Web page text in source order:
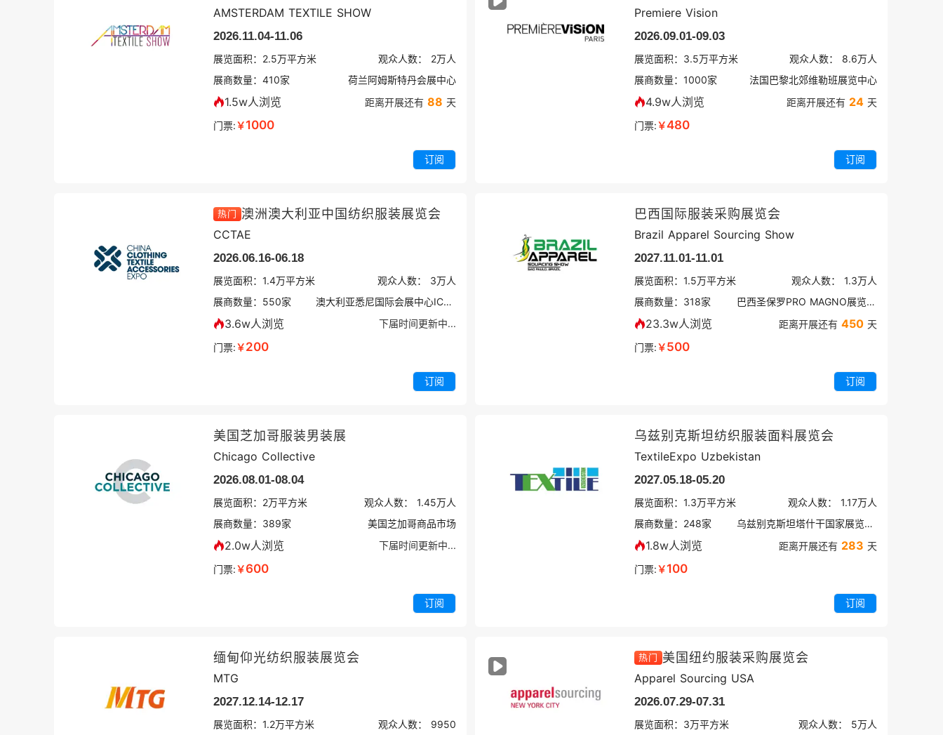
AMSTERDAM TEXTILE SHOW
2026.11.04-11.06
展览面积： 2.5万平方米 观众人数： 2万人
展商数量： 410家 荷兰阿姆斯特丹会展中心
1.5w人浏览 距离开展还有 88 天
门票:￥1000
订阅
Premiere Vision
2026.09.01-09.03
展览面积： 3.5万平方米 观众人数： 8.6万人
展商数量： 1000家 法国巴黎北郊维勒班展览中心
4.9w人浏览 距离开展还有 24 天
门票:￥480
订阅
热门 澳洲澳大利亚中国纺织服装展览会
CCTAE
2026.06.16-06.18
展览面积： 1.4万平方米 观众人数： 3万人
展商数量： 550家 澳大利亚悉尼国际会展中心ICC Sydney
3.6w人浏览
下届时间更新中...
门票:￥200
订阅
巴西国际服装采购展览会
Brazil Apparel Sourcing Show
2027.11.01-11.01
展览面积： 1.5万平方米 观众人数： 1.3万人
展商数量： 318家 巴西圣保罗PRO MAGNO展览中心
23.3w人浏览 距离开展还有 450 天
门票:￥500
订阅
美国芝加哥服装男装展
Chicago Collective
2026.08.01-08.04
展览面积： 2万平方米 观众人数： 1.45万人
展商数量： 389家 美国芝加哥商品市场
2.0w人浏览
下届时间更新中...
门票:￥600
订阅
乌兹别克斯坦纺织服装面料展览会
TextileExpo Uzbekistan
2027.05.18-05.20
展览面积： 1.3万平方米 观众人数： 1.17万人
展商数量： 248家 乌兹别克斯坦塔什干国家展览中心
1.8w人浏览 距离开展还有 283 天
门票:￥100
订阅
缅甸仰光纺织服装展览会
MTG
2027.12.14-12.17
展览面积： 1.2万平方米 观众人数： 9950
热门 美国纽约服装采购展览会
Apparel Sourcing USA
2026.07.29-07.31
展览面积： 3万平方米 观众人数： 5万人